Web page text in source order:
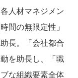
人材マネジメン
間の無限定性」
長。「会社都合
を助長し、「職
な組織要素全体